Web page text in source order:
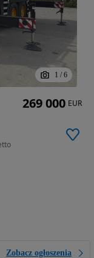
1 / 6
Zobacz ogłoszenia
269 000 EUR